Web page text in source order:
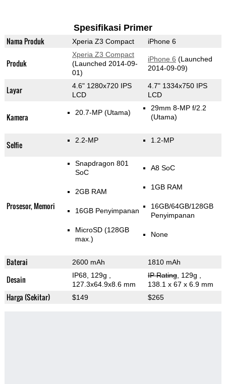
Spesifikasi Primer
Nama Produk Xperia Z3 Compact iPhone 6
Produk
Xperia Z3 Compact
(Launched 2014-09-
01)
iPhone 6 (Launched
2014-09-09)
Layar
4.6" 1280x720 IPS
LCD
4.7" 1334x750 IPS
LCD
Kamera 20.7-MP (Utama)
29mm 8-MP f/2.2
(Utama)
Selfie 2.2-MP 1.2-MP
Prosesor, Memori
Snapdragon 801
SoC
2GB RAM
16GB Penyimpanan
MicroSD (128GB
max.)
A8 SoC
1GB RAM
16GB/64GB/128GB
Penyimpanan
None
Baterai 2600 mAh 1810 mAh
Desain IP68, 129g
127.3x64.9x8.6 mm
IP Rating, 129g
138.1 x 67 x 6.9 mm
Harga (Sekitar) $149 $265